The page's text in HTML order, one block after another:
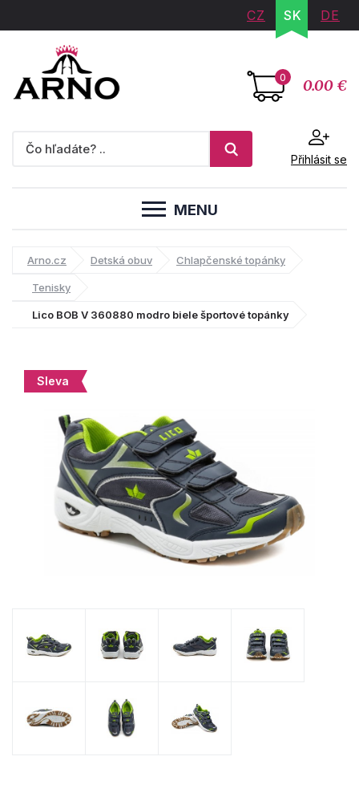
CZ SK DE
0 0.00 €
Přihlásit se
MENU
Arno.cz Detská obuv Chlapčenské topánky
Tenisky
Lico BOB V 360880 modro biele športové topánky
Sleva